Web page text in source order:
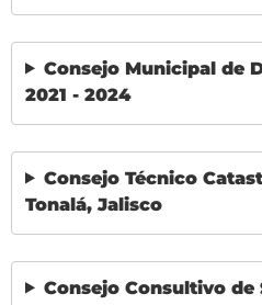
Consejo Municipal de
2021 - 2024
Consejo Técnico
Tonalá, Jalisco
Consejo Consultivo de